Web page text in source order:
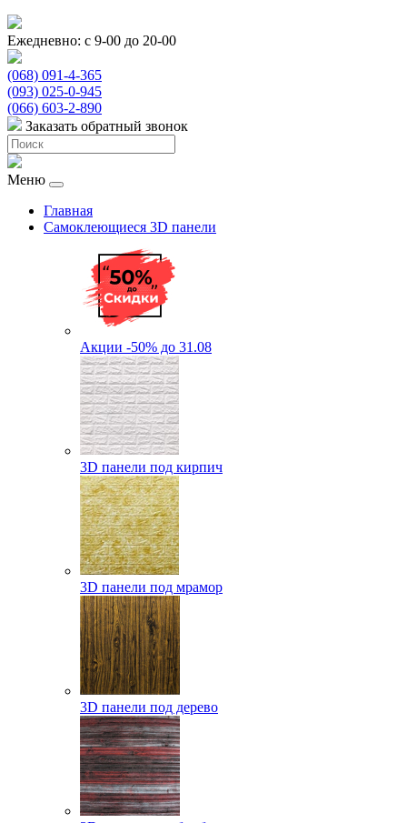
Ежедневно: с 9-00 до 20-00
(068) 091-4-365
(093) 025-0-945
(066) 603-2-890
Заказать обратный звонок
Меню
Главная
Самоклеющиеся 3D панели
Акции -50% до 31.08
3D панели под кирпич
3D панели под мрамор
3D панели под дерево